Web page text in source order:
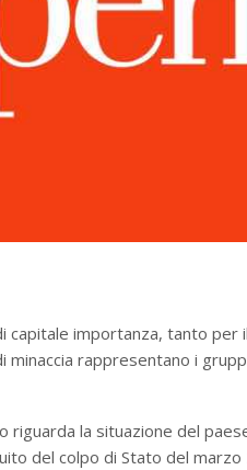
capitale importanza, tanto
minaccia rappresentano i
riguarda la situazione del
del colpo di Stato del marzo